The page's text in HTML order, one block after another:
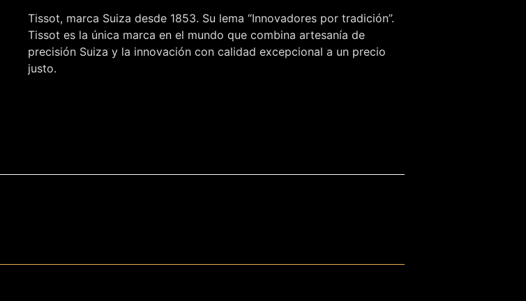
Tissot, marca Suiza desde 1853. Su lema “Innovadores por tradición”.
Tissot es la única marca en el mundo que combina artesanía de
precisión Suiza y la innovación con calidad excepcional a un precio
justo.